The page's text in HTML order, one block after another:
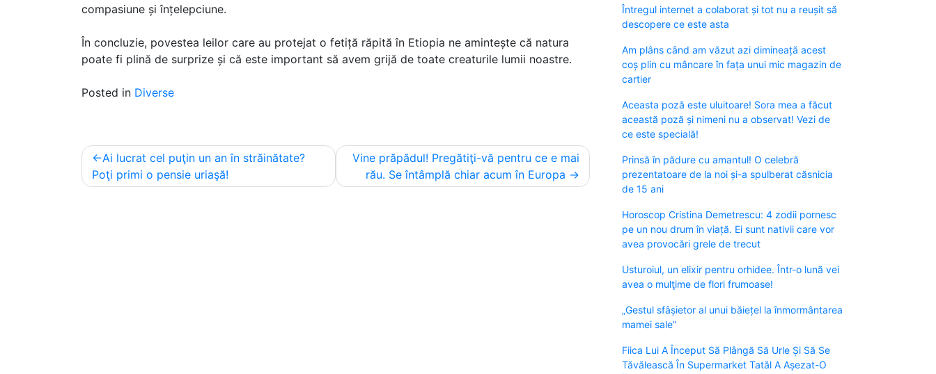
compasiune și înțelepciune.
În concluzie, povestea leilor care au protejat o fetiță răpită în Etiopia ne amintește că natura
poate fi plină de surprize și că este important să avem grijă de toate creaturile lumii noastre.
Posted in Diverse
Post
navigation
Ai lucrat cel puţin un an în străinătate?
Poţi primi o pensie uriaşă!
Vine prăpădul! Pregătiţi-vă pentru ce e mai
rău. Se întâmplă chiar acum în Europa
Întregul internet a colaborat și tot nu a reușit să
descopere ce este asta
Am plâns când am văzut azi dimineață acest
coș plin cu mâncare în fața unui mic magazin de
cartier
Aceasta poză este uluitoare! Sora mea a făcut
această poză și nimeni nu a observat! Vezi de
ce este specială!
Prinsă în pădure cu amantul! O celebră
prezentatoare de la noi și-a spulberat căsnicia
de 15 ani
Horoscop Cristina Demetrescu: 4 zodii pornesc
pe un nou drum în viață. Ei sunt nativii care vor
avea provocări grele de trecut
Usturoiul, un elixir pentru orhidee. Într-o lună vei
avea o mulţime de flori frumoase!
„Gestul sfâșietor al unui băiețel la înmormântarea
mamei sale”
Fiica Lui A Început Să Plângă Să Urle Și Să Se
Tăvălească În Supermarket Tatăl A Așezat-O